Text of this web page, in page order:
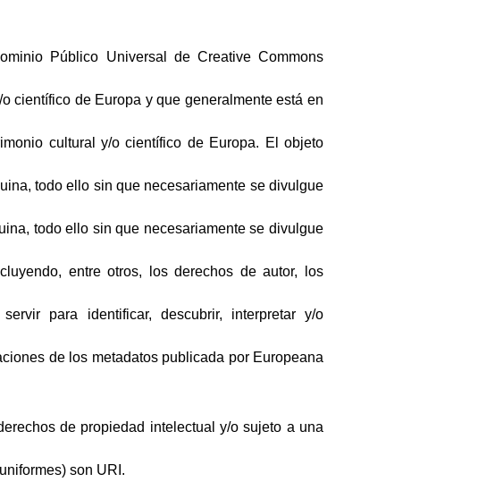
Público Universal de Creative Commons
científico de Europa y que generalmente está en
cultural y/o científico de Europa. El objeto
todo ello sin que necesariamente se divulgue
todo ello sin que necesariamente se divulgue
entre otros, los derechos de autor, los
para identificar, descubrir, interpretar y/o
de los metadatos publicada por Europeana
de propiedad intelectual y/o sujeto a una
son URI.